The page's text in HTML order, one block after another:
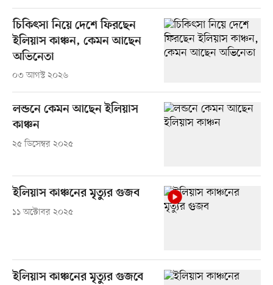
চিকিৎসা নিয়ে দেশে ফিরছেন
ইলিয়াস কাঞ্চন, কেমন আছেন
অভিনেতা
০৩ আগস্ট ২০২৬
লন্ডনে কেমন আছেন ইলিয়াস
কাঞ্চন
২৫ ডিসেম্বর ২০২৫
ইলিয়াস কাঞ্চনের মৃত্যুর গুজব
১১ অক্টোবর ২০২৫
ইলিয়াস কাঞ্চনের মৃত্যুর গুজবে